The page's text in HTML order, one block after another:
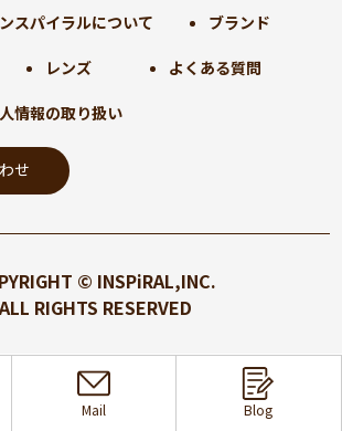
年9月(30)
年7月(31)
年6月(30)
年5月
年4月 (32)
年2月(31)
年1月(45)
年12月(31)
(31)
(32)
スパイラルについて ブランド
レンズ よくある質問
情報の取り扱い
せ
© INSPiRAL,INC.
ALL RIGHTS RESERVED
Mail Blog